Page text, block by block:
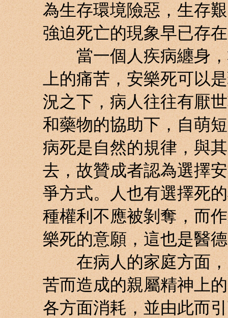
為生存環境險惡，生存
強迫死亡的現象早已存
當一個人疾病纏身，
上的痛苦，安樂死可以
況之下，病人往往有厭
和藥物的協助下，自萌
病死是自然的規律，與
去，故贊成者認為選擇
爭方式。人也有選擇死
種權利不應被剝奪，而
樂死的意願，這也是醫
在病人的家庭方面，
苦而造成的親屬精神上
各方面消耗，並由此而